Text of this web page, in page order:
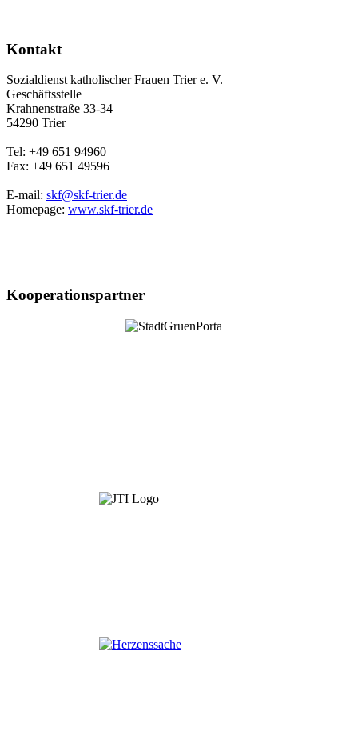
Kontakt
Sozialdienst katholischer Frauen Trier e. V.
Geschäftsstelle
Krahnenstraße 33-34
54290 Trier
Tel: +49 651 94960
Fax: +49 651 49596
E-mail: skf@skf-trier.de
Homepage: www.skf-trier.de
Kooperationspartner